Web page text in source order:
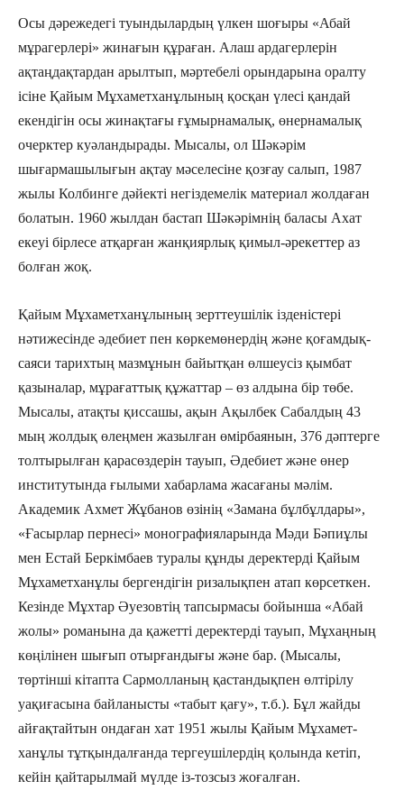
Осы дәрежедегі туындылардың үлкен шоғыры «Абай
мұрагерлері» жинағын құраған. Алаш ардагерлерін
ақтаңдақтардан арылтып, мәртебелі орындарына оралту
ісіне Қайым Мұхаметханұлының қосқан үлесі қандай
екендігін осы жинақтағы ғұмырнамалық, өнернамалық
очерктер куәлан­дырады. Мысалы, ол Шәкәрім
шығармашылығын ақтау мәселесіне қозғау салып, 1987
жылы Колбинге дәйекті негіздемелік материал жолдаған
болатын. 1960 жылдан бастап Шәкәрімнің баласы Ахат
екеуі бірлесе атқарған жанқиярлық қимыл-әрекеттер аз
болған жоқ.
Қайым Мұхаметханұлының зерттеушілік ізденістері
нәтижесінде әдебиет пен көркемөнердің және қоғамдық-
саяси тарихтың мазмұнын байытқан өлшеусіз қымбат
қазыналар, мұрағаттық құжаттар – өз алдына бір төбе.
Мысалы, атақты қиссашы, ақын Ақылбек Сабалдың 43
мың жолдық өлеңмен жазылған өмірбаянын, 376 дәптерге
толтырылған қарасөздерін тауып, Әдебиет және өнер
институтында ғылыми хабарлама жасағаны мәлім.
Академик Ахмет Жұбанов өзінің «Замана бұлбұл­дары»,
«Ғасырлар пернесі» монографияларында Мәди Бәпиұлы
мен Естай Беркімбаев туралы құнды де­ректерді Қайым
Мұхаметханұлы бергендігін риза­лықпен атап көрсеткен.
Кезінде Мұхтар Әуезовтің тапсыр­масы бойынша «Абай
жолы» романына да қажетті деректерді тауып, Мұхаңның
көңілінен шығып отырғандығы және бар. (Мысалы,
төртінші кітапта Сармолланың қастандықпен өлтірілу
уақиғасына байланысты «табыт қағу», т.б.). Бұл жайды
айғақ­тай­тын ондаған хат 1951 жылы Қайым Мұхамет­
ханұлы тұтқындалғанда тергеушілердің қолында кетіп,
кейін қайтарылмай мүлде із-тозсыз жоғалған.